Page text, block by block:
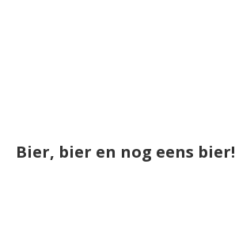
Bier, bier en nog eens bier!